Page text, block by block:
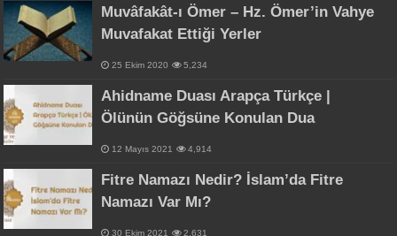
Muvâfakât-ı Ömer – Hz. Ömer’in Vahye
Muvafakat Ettiği Yerler
25 Ekim 2020 5,234
Ahidname Duası Arapça Türkçe |
Ölünün Göğsüne Konulan Dua
12 Mayıs 2021 4,914
Fitre Namazı Nedir? İslam’da Fitre
Namazı Var Mı?
30 Ekim 2021 2,631